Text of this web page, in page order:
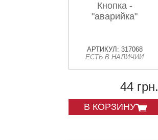
Кнопка -
"аварийка"
АРТИКУЛ: 317068
ЕСТЬ В НАЛИЧИИ
44 грн.
В КОРЗИНУ